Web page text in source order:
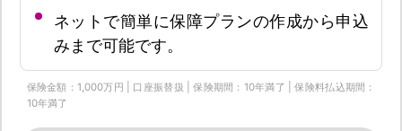
ネットで簡単に保障プランの作成から申込
みまで可能です。
保険金額：1,000万円 | 口座振替扱 | 保険期間：10年満了 | 保険料払込期間：
10年満了